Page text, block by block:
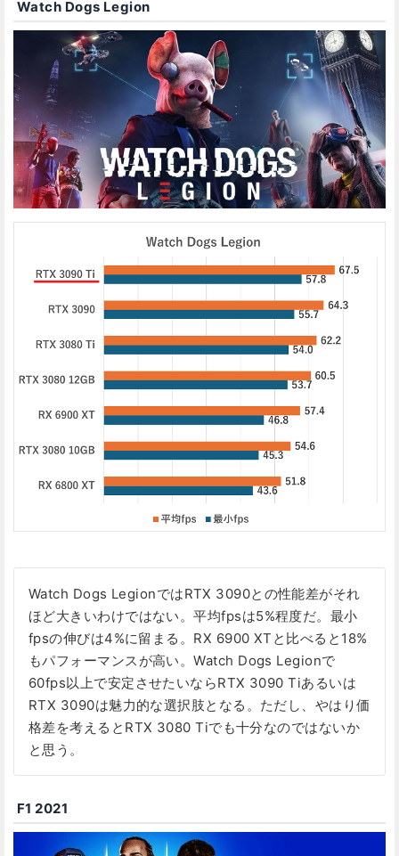
Watch Dogs Legion
Watch Dogs LegionではRTX 3090との性能差がそれ
ほど大きいわけではない。平均fpsは5%程度だ。最小
fpsの伸びは4%に留まる。RX 6900 XTと比べると18%
もパフォーマンスが高い。Watch Dogs Legionで
60fps以上で安定させたいならRTX 3090 Tiあるいは
RTX 3090は魅力的な選択肢となる。ただし、やはり価
格差を考えるとRTX 3080 Tiでも十分なのではないか
と思う。
F1 2021